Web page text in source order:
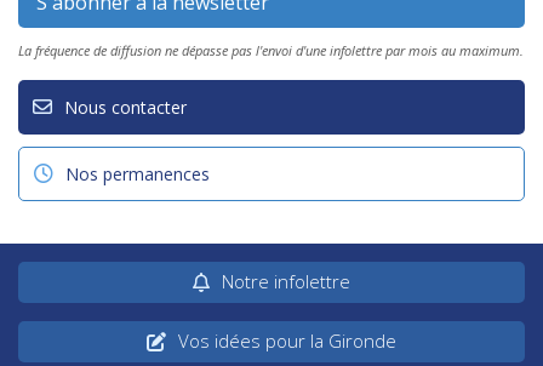
La fréquence de diffusion ne dépasse pas l'envoi d'une infolettre par mois au maximum.
Nous contacter
Nos permanences
Notre infolettre
Vos idées pour la Gironde